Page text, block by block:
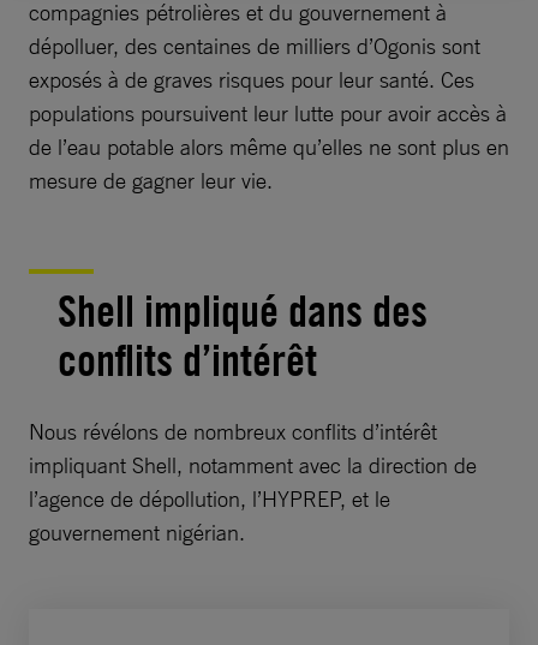
compagnies pétrolières et du gouvernement à
dépolluer, des centaines de milliers d’Ogonis sont
exposés à de graves risques pour leur santé. Ces
populations poursuivent leur lutte pour avoir accès à
de l’eau potable alors même qu’elles ne sont plus en
mesure de gagner leur vie.
Shell impliqué dans des
conflits d’intérêt
Nous révélons de nombreux conflits d’intérêt
impliquant Shell, notamment avec la direction de
l’agence de dépollution, l’HYPREP, et le
gouvernement nigérian.